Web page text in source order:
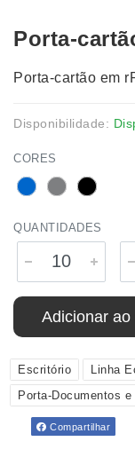
Porta-
Porta-cartão em
Disponibilidade:
CORES
QUANTIDADES
Adicionar ao
Escritório Linha
Porta-Documentos e
Compartilhar